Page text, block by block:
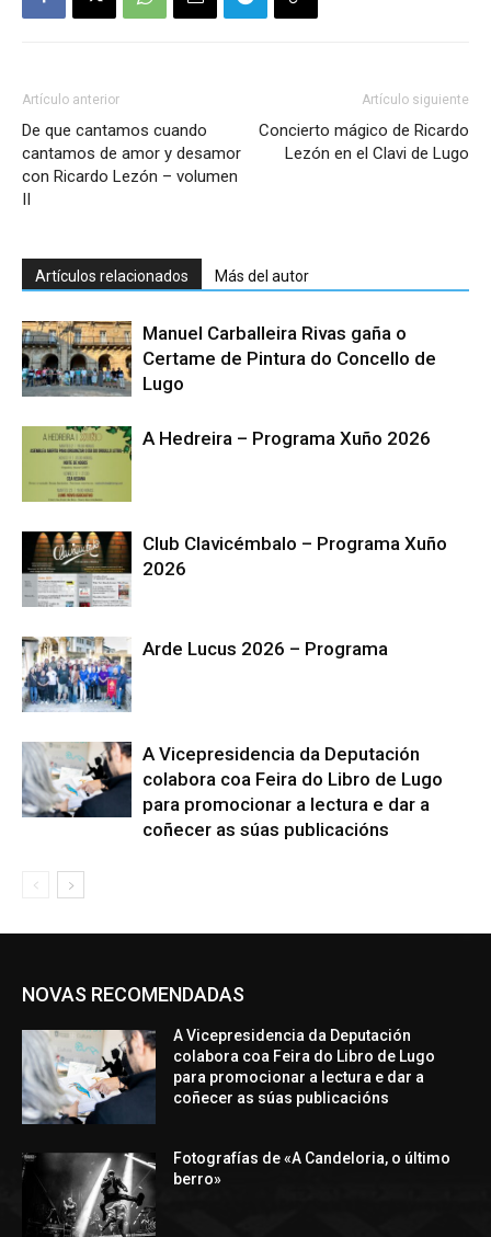
Artículo anterior
De que cantamos cuando
cantamos de amor y desamor
con Ricardo Lezón – volumen
II
Artículo siguiente
Concierto mágico de Ricardo
Lezón en el Clavi de Lugo
Artículos relacionados Más del autor
Manuel Carballeira Rivas gaña o
Certame de Pintura do Concello de
Lugo
A Hedreira – Programa Xuño 2026
Club Clavicémbalo – Programa Xuño
2026
Arde Lucus 2026 – Programa
A Vicepresidencia da Deputación
colabora coa Feira do Libro de Lugo
para promocionar a lectura e dar a
coñecer as súas publicacións
NOVAS RECOMENDADAS
A Vicepresidencia da Deputación
colabora coa Feira do Libro de Lugo
para promocionar a lectura e dar a
coñecer as súas publicacións
Fotografías de «A Candeloria, o último
berro»